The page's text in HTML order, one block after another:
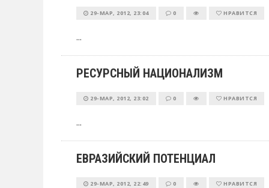
29-МАР, 2012, 23:04 0 НРАВИТСЯ
...
РЕСУРСНЫЙ НАЦИОНАЛИЗМ
29-МАР, 2012, 23:02 0 НРАВИТСЯ
...
ЕВРАЗИЙСКИЙ ПОТЕНЦИАЛ
29-МАР, 2012, 22:49 0 НРАВИТСЯ